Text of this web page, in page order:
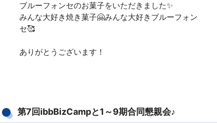
ブルーフォンセのお菓子をいただきました✨
みんな大好き焼き菓子🤗みんな大好きブルーフォン
セ🥰
ありがとうございます！
第7回ibbBizCampと1～9期合同懇親会♪